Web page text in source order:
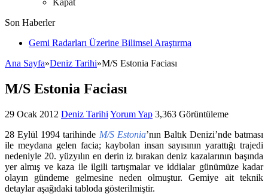
Son Haberler
Gemi Radarları Üzerine Bilimsel Araştırma
Türkiye’nin İlk Deniz Teknolojileri Girişimcilik Programı
Ana Sayfa»Deniz Tarihi»M/S Estonia Faciası
M/S Estonia Faciası
29 Ocak 2012 Deniz Tarihi Yorum Yap 3,363 Görüntüleme
28 Eylül 1994 tarihinde M/S Estonia’nın Baltık Denizi’nde batması
ile meydana gelen facia; kaybolan insan sayısının yarattığı trajedi
nedeniyle 20. yüzyılın en derin iz bırakan deniz kazalarının başında
yer almış ve kaza ile ilgili tartışmalar ve iddialar günümüze kadar
olayın gündeme gelmesine neden olmuştur. Gemiye ait teknik
detaylar aşağıdaki tabloda gösterilmiştir.